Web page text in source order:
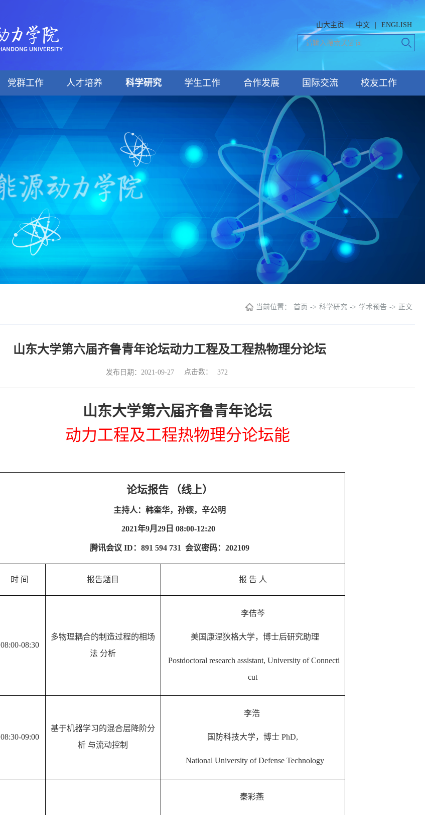
山大主页 中文 ENGLISH
党群工作 人才培养 科学研究 学生工作 合作发展 国际交流 校友工作
当前位置： 首页 -> 科学研究 -> 学术预告 -> 正文
山东大学第六届齐鲁青年论坛动力工程及工程热物理分论坛
发布日期：2021-09-27 点击数： 372
山东大学第六届齐鲁青年论坛
动力工程及工程热物理分论坛能
论坛报告 （线上）
主持人：韩奎华，孙锲，辛公明
2021年9月 29 日 08:00-12:20
腾讯会议 ID ：891 594 731 会议密码：202109
时 间 报告题目 报 告 人
08:00-08:30
多物理耦合的制造过程的相场
法 分析
李佶芩
美国康涅狄格大学，博士后研究助理
Postdoctoral research assistant, University of Connecti
cut
08:30-09:00
基于机器学习的混合层降阶分
析 与流动控制
李浩
国防科技大学，博士 PhD,
National University of Defense Technology
秦彩燕